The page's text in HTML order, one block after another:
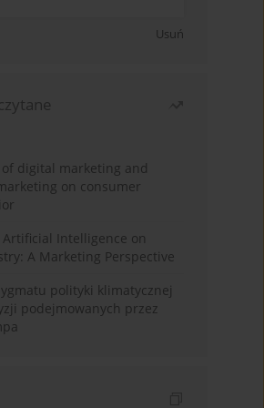
Usuń
digital marketing and
on consumer
Intelligence on
A Marketing Perspective
polityki klimatycznej
podejmowanych przez